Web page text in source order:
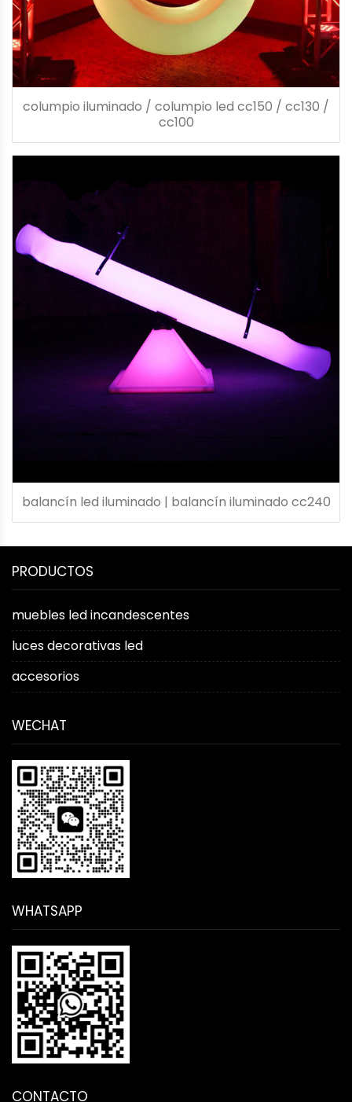
columpio iluminado / columpio led cc150 / cc130 /
cc100
balancín led iluminado | balancín iluminado cc240
PRODUCTOS
muebles led incandescentes
luces decorativas led
accesorios
WECHAT
WHATSAPP
CONTACTO